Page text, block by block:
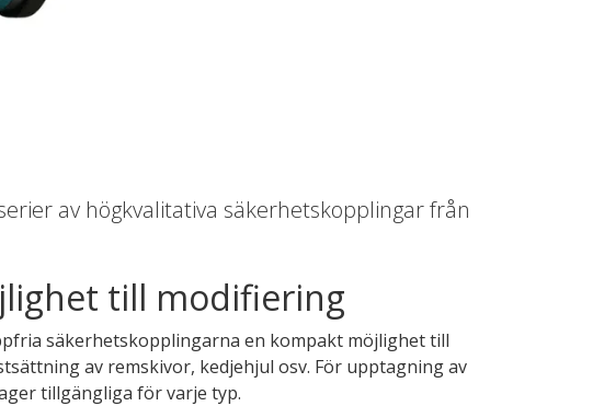
av högkvalitativa säkerhetskopplingar från
till modifiering
säkerhetskopplingarna en kompakt möjlighet till
av remskivor, kedjehjul osv. För upptagning av
tillgängliga för varje typ.